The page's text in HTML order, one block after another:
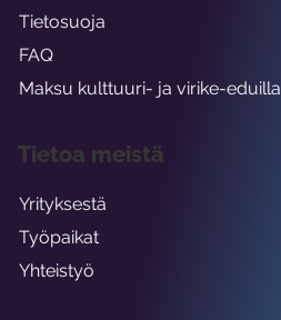
Tietosuoja
FAQ
Maksu kulttuuri- ja virike-eduilla
Tietoa meistä
Yrityksestä
Työpaikat
Yhteistyö